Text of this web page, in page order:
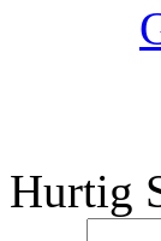
Hurtig